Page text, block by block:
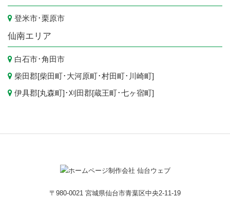
登米市･栗原市
仙南エリア
白石市･角田市
柴田郡[柴田町･ 大河原町･村田町･ 川崎町]
伊具郡[丸森町]･刈田郡[蔵王町･七ヶ宿町]
〒980-0021 宮城県仙台市青葉区中央2-11-19